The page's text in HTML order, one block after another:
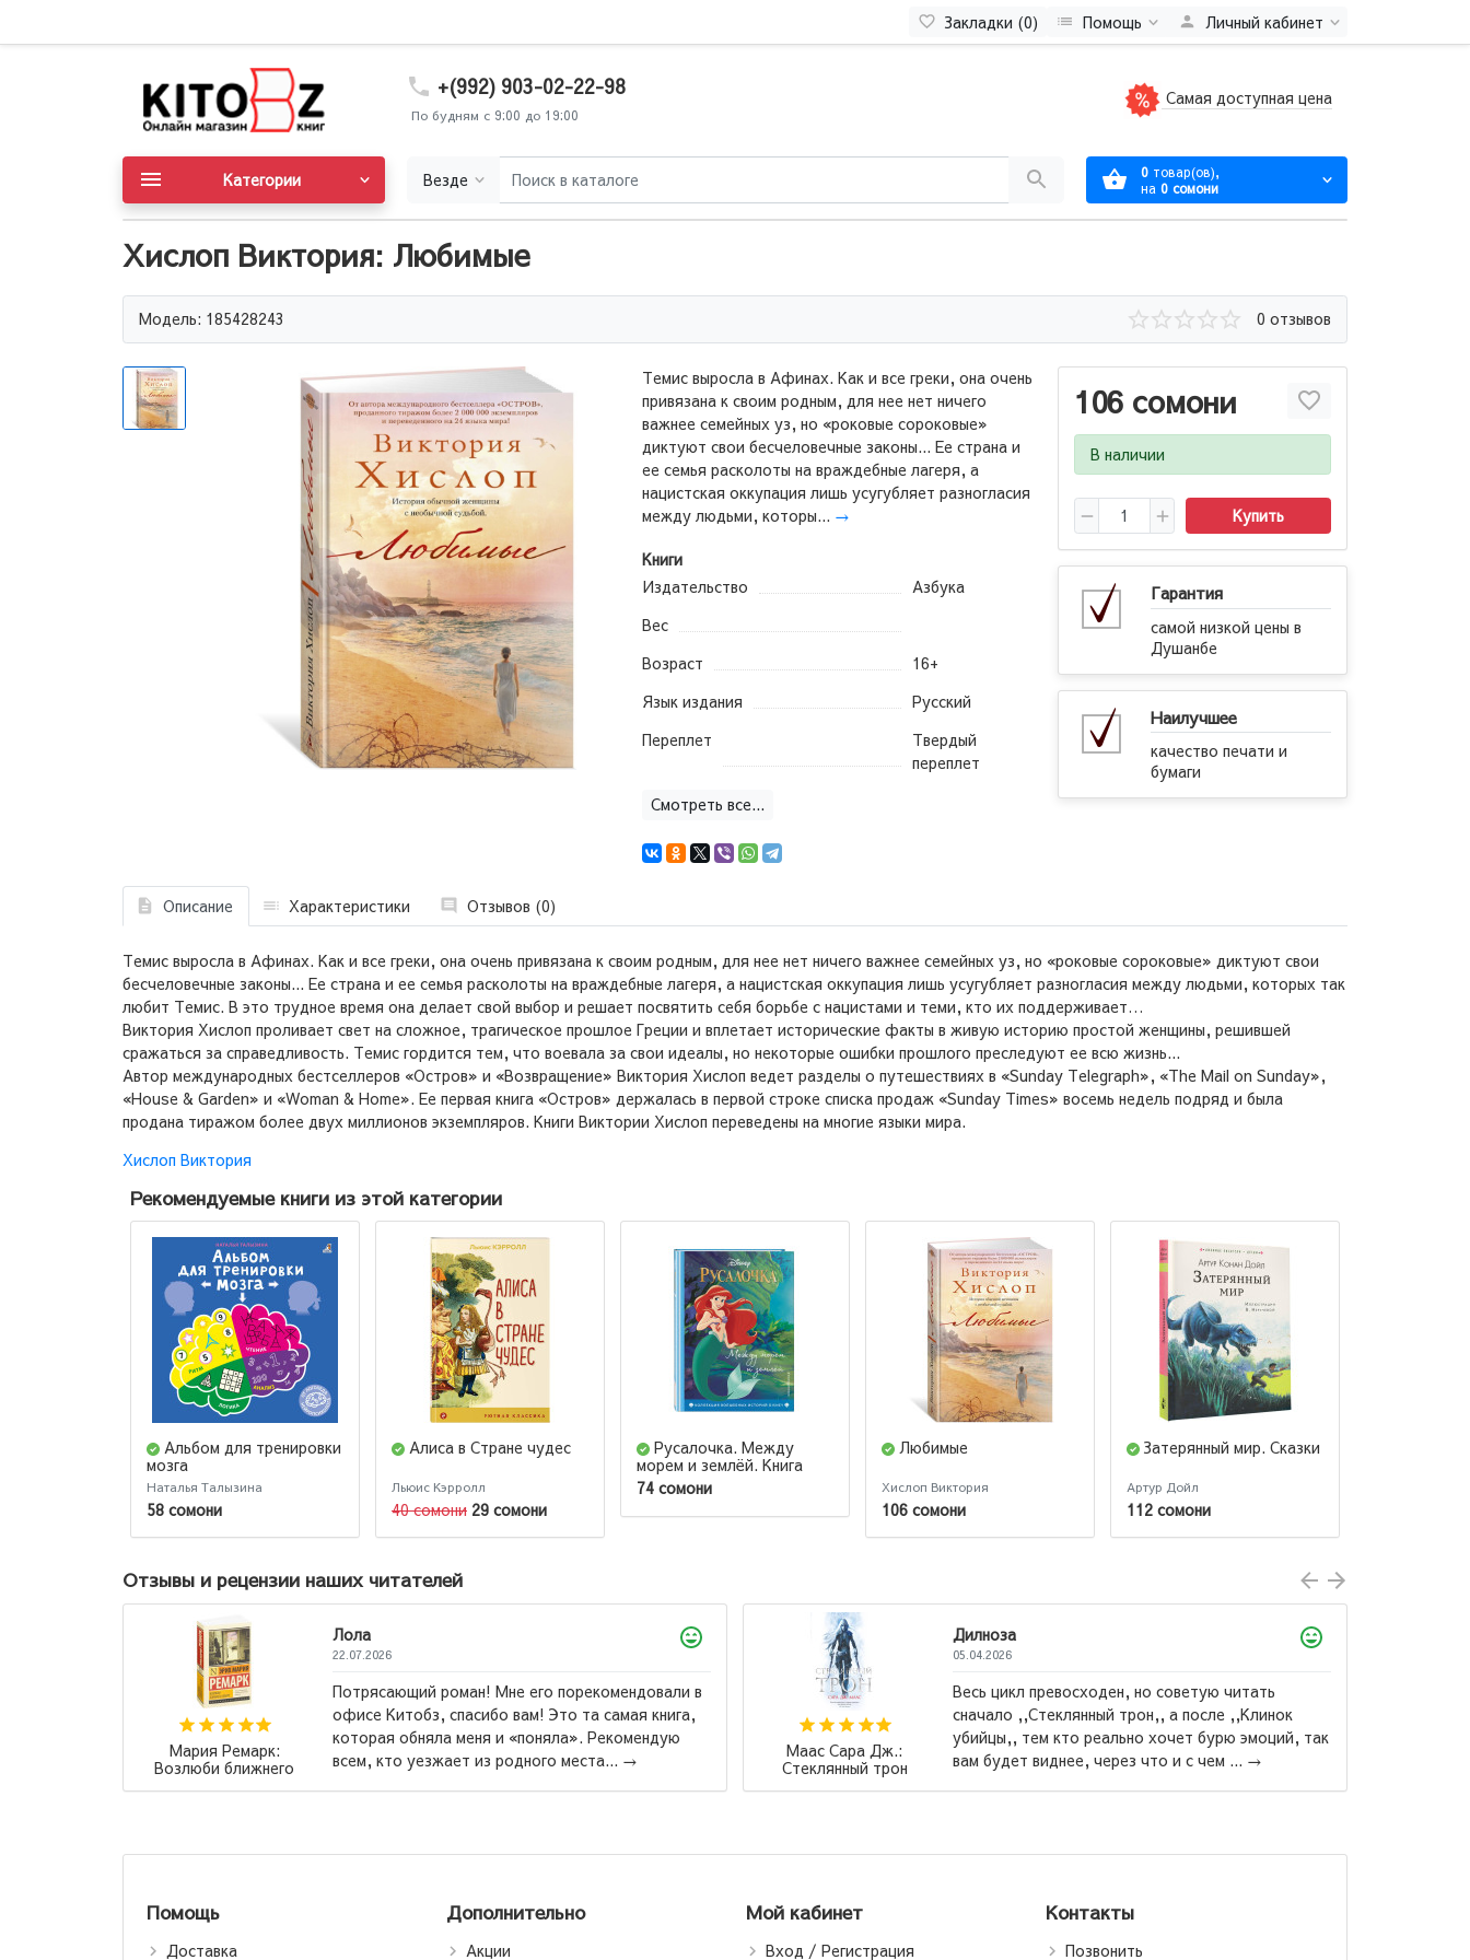
Закладки (0) Помощь Личный кабинет
+(992) 903-02-22-98
По будням с 9:00 до 19:00
Самая доступная цена
Везде 0 товар(ов),
на 0 сомони
Категории
Хислоп Виктория: Любимые
Модель: 185428243 0 отзывов
106 сомони
В наличии
Купить
Гарантия
самой низкой цены в
Душанбе
Наилучшее
качество печати и
бумаги
Темис выросла в Афинах. Как и все греки, она очень
привязана к своим родным, для нее нет ничего
важнее семейных уз, но «роковые сороковые»
диктуют свои бесчеловечные законы... Ее страна и
ее семья расколоты на враждебные лагеря, а
нацистская оккупация лишь усугубляет разногласия
между людьми, которы... →
Книги
Издательство
Азбука
Вес
Возраст
16+
Язык издания
Русский
Переплет
Твердый
переплет
Смотреть все...
Описание Характеристики Отзывов (0)
Темис выросла в Афинах. Как и все греки, она очень привязана к своим родным, для нее нет ничего важнее семейных уз, но «роковые сороковые» диктуют свои
бесчеловечные законы... Ее страна и ее семья расколоты на враждебные лагеря, а нацистская оккупация лишь усугубляет разногласия между людьми, которых так
любит Темис. В это трудное время она делает свой выбор и решает посвятить себя борьбе с нацистами и теми, кто их поддерживает…
Виктория Хислоп проливает свет на сложное, трагическое прошлое Греции и вплетает исторические факты в живую историю простой женщины, решившей
сражаться за справедливость. Темис гордится тем, что воевала за свои идеалы, но некоторые ошибки прошлого преследуют ее всю жизнь...
Автор международных бестселлеров «Остров» и «Возвращение» Виктория Хислоп ведет разделы о путешествиях в «Sunday Telegraph», «The Mail on Sunday»,
«House & Garden» и «Woman & Home». Ее первая книга «Остров» держалась в первой строке списка продаж «Sunday Times» восемь недель подряд и была
продана тиражом более двух миллионов экземпляров. Книги Виктории Хислоп переведены на многие языки мира.
Хислоп Виктория
Рекомендуемые книги из этой категории
Альбом для тренировки
мозга
Наталья Талызина
58 сомони
Алиса в Стране чудес
Льюис Кэрролл
40 сомони 29 сомони
Русалочка. Между
морем и землёй. Книга
для чтения с цветными
картинками
74 сомони
Любимые
Хислоп Виктория
106 сомони
Затерянный мир. Сказки
Артур Дойл
112 сомони
Отзывы и рецензии наших читателей
Мария Ремарк:
Возлюби ближнего
Потрясающий роман! Мне его порекомендовали в
офисе Китобз, спасибо вам! Это та самая книга,
которая обняла меня и «поняла». Рекомендую
всем, кто уезжает из родного места...→
Маас Сара Дж.:
Стеклянный трон
Весь цикл превосходен, но советую читать
сначало ,,Стеклянный трон,, а после ,,Клинок
убийцы,, тем кто реально хочет бурю эмоций, так
вам будет виднее, через что и с чем ...→
Роберт Кийосаки:
Помощь
Доставка
Дополнительно
Акции
Мой кабинет
Вход / Регистрация
Контакты
Позвонить